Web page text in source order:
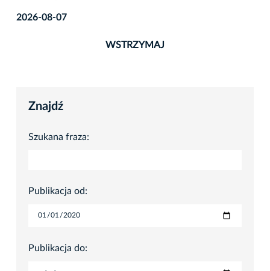
2026-08-07
WSTRZYMAJ
Znajdź
Szukana fraza:
Publikacja od:
Publikacja do: